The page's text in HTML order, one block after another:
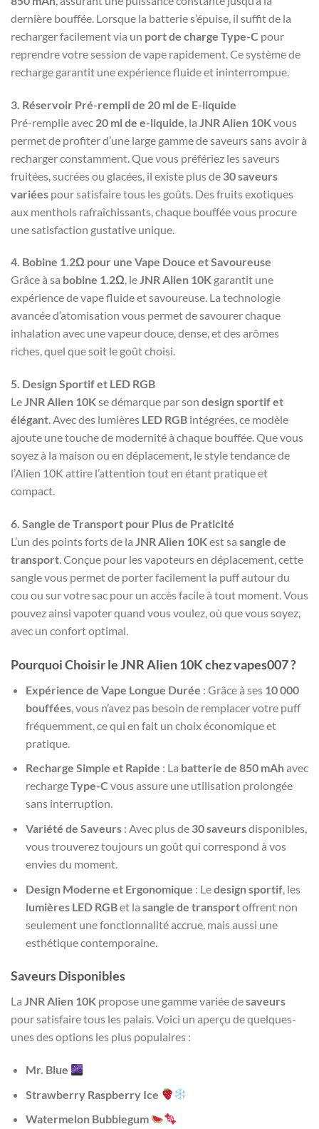
dernière bouffée. Lorsque la batterie s’épuise, il suffit de la
recharger facilement via un port de charge Type-C pour
reprendre votre session de vape rapidement. Ce système de
recharge garantit une expérience fluide et ininterrompue.
3. Réservoir Pré-rempli de 20 ml de E-liquide
Pré-remplie avec 20 ml de e-liquide , la JNR Alien 10Kvous
permet de profiter d’une large gamme de saveurs sans avoir à
recharger constamment. Que vous préfériez les saveurs
fruitées, sucrées ou glacées, il existe plus de 30 saveurs
variées pour satisfaire tous les goûts. Des fruits exotiques
aux menthols rafraîchissants, chaque bouffée vous procure
une satisfaction gustative unique.
4. Bobine 1.2Ω pour une Vape Douce et Savoureuse
Grâce à sa bobine 1.2Ω, leJNR Alien 10K garantit une
expérience de vape fluide et savoureuse. La technologie
avancée d’atomisation vous permet de savourer chaque
inhalation avec une vapeur douce, dense, et des arômes
riches, quel que soit le goût choisi.
5. Design Sportif et LED RGB
LeJNR Alien 10Kse démarque par son design sportif et
élégant. Avec des lumières LED RGB intégrées, ce modèle
ajoute une touche de modernité à chaque bouffée. Que vous
soyez à la maison ou en déplacement, le style tendance de
l’Alien 10K attire l’attention tout en étant pratique et
compact.
6. Sangle de Transport pour Plus de Praticité
L’un des points forts de la JNR Alien 10Kest sa sangle de
transport. Conçue pour les vapoteurs en déplacement, cette
sangle vous permet de porter facilement la puff autour du
cou ou sur votre sac pour un accès facile à tout moment. Vous
pouvez ainsi vapoter quand vous voulez, où que vous soyez,
avec un confort optimal.
Pourquoi Choisir le JNR Alien 10K chez vapes007 ?
Expérience de Vape Longue Durée : Grâce à ses 10 000
bouffées, vous n’avez pas besoin de remplacer votre puff
fréquemment, ce qui en fait un choix économique et
pratique.
Recharge Simple et Rapide : La batterie de 850 mAhavec
rechargeType-C vous assure une utilisation prolongée
sans interruption.
Variété de Saveurs: Avec plus de 30 saveursdisponibles,
vous trouverez toujours un goût qui correspond à vos
envies du moment.
Design Moderne et Ergonomique : Ledesign sportif, les
lumières LED RGBet la sangle de transportoffrent non
seulement une fonctionnalité accrue, mais aussi une
esthétique contemporaine.
Saveurs Disponibles
La JNR Alien 10K propose une gamme variée desaveurs
pour satisfaire tous les palais. Voici un aperçu de quelques-
unes des options les plus populaires :
Mr. Blue
Strawberry Raspberry Ice
Watermelon Bubblegum